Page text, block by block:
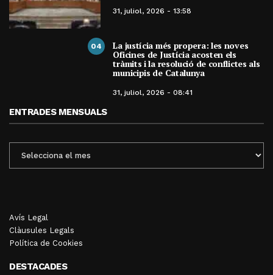
31, juliol, 2026 - 13:58
04 La justícia més propera: les noves
Oficines de Justícia acosten els
tràmits i la resolució de conflictes als
municipis de Catalunya
31, juliol, 2026 - 08:41
ENTRADES MENSUALS
MENSUALS
Avís Legal
Clàusules Legals
Política de Cookies
DESTACADES